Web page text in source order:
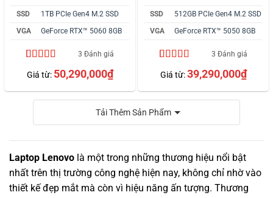
SSD
1TB PCIe Gen4 M.2 SSD
VGA
GeForce RTX™ 5060 8GB
trên 5
dựa trên
3 Đánh giá
Giá từ: 50,290,000₫
SSD
512GB PCIe Gen4 M.2 SSD
VGA
GeForce RTX™ 5050 8GB
trên 5
dựa trên
3 Đánh giá
Giá từ:39,290,000₫
Tải Thêm Sản Phẩm
Laptop Lenovo là một trong những thương hiệu nổi bật
nhất trên thị trường công nghệ hiện nay, không chỉ nhờ vào
thiết kế đẹp mắt mà còn vì hiệu năng ấn tượng. Thương